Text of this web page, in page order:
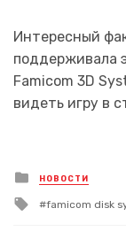
Интересный
поддерживала
Famicom 3D
видеть игру в
Posted
in
НОВОСТИ
Tagged
famicom disk